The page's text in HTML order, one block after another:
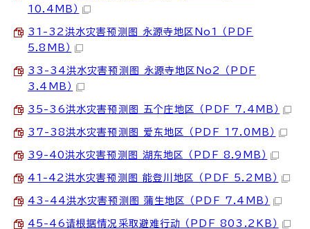
10.4MB）
31-32洪水灾害预测图 永源寺地区No1
（PDF
5.8MB）
33-34洪水灾害预测图 永源寺地区No2
（PDF
3.4MB）
35-36洪水灾害预测图 五个庄地区 （PDF 7.4MB）
37-38洪水灾害预测图 爱东地区 （PDF 17.0MB）
39-40洪水灾害预测图 湖东地区 （PDF 8.9MB）
41-42洪水灾害预测图 能登川地区 （PDF 5.2MB）
43-44洪水灾害预测图 蒲生地区 （PDF 7.4MB）
45-46请根据情况采取避难行动 （PDF 803.2KB）